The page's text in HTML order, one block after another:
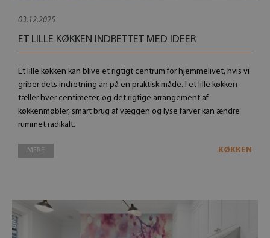
03.12.2025
ET LILLE KØKKEN INDRETTET MED IDEER
Et lille køkken kan blive et rigtigt centrum for hjemmelivet, hvis vi
griber dets indretning an på en praktisk måde. I et lille køkken
tæller hver centimeter, og det rigtige arrangement af
køkkenmøbler, smart brug af væggen og lyse farver kan ændre
rummet radikalt.
MERE KØKKEN